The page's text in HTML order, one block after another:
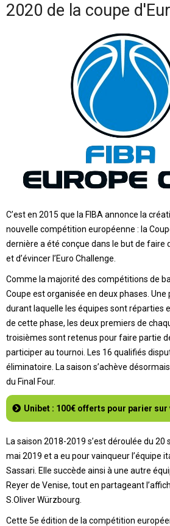
2020 de la coupe
C’est en 2015 que la FIBA annonce la
nouvelle compétition européenne : la
dernière a été conçue dans le but de faire
et d’évincer l’Euro Challenge.
Comme la majorité des compétitions de
Coupe est organisée en deux phases.
durant laquelle les équipes sont réparties
de cette phase, les deux premiers de
troisièmes sont retenus pour faire partie
participer au tournoi. Les 16 qualifiés
éliminatoire. La saison s’achève
du Final Four.
Unibet : 100€ offerts pour parier
La saison 2018-2019 s’est déroulée du
mai 2019 et a eu pour vainqueur l’équipe
Sassari. Elle succède ainsi à une autre
Reyer de Venise, tout en partageant
S.Oliver Würzbourg.
Cette 5e édition de la compétition